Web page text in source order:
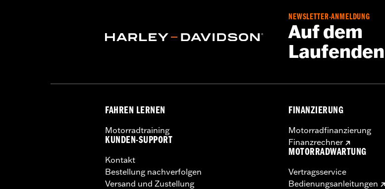
Für den Aus- und Einbau von Motorabdeckungen müssen
NEWSLETTER-ANMELDUNG
Auf dem
FAHREN LERNEN
Motorradtraining
KUNDEN-SUPPORT
Kontakt
Bestellung nachverfolgen
Versand und Zustellung
FINANZIERUNG
Motorradfinanzierung
Finanzrechner
MOTORRADWARTUNG
Vertragsservice
Bedienungsanleitungen